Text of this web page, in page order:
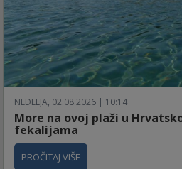
NEDELJA, 02.08.2026 | 10:14
More na ovoj plaži u
fekalijama
PROČITAJ VIŠE